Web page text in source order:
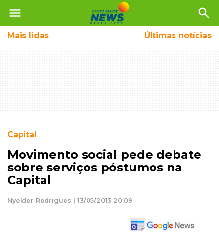
menu search
Mais lidas Últimas notícias
Capital
Movimento social pede debate
sobre serviços póstumos na
Capital
Nyelder Rodrigues | 13/05/2013 20:09